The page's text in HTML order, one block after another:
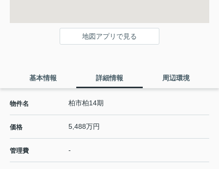
地図アプリで見る
基本情報 詳細情報 周辺環境
物件名 柏市柏14期
価格 5,488万円
管理費 -